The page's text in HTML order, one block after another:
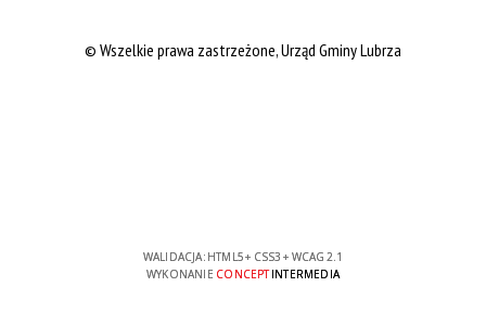
© Wszelkie prawa zastrzeżone, Urząd Gminy Lubrza
WALIDACJA: HTML5+ CSS3 + WCAG 2.1
WYKONANIE CONCEPTINTERMEDIA